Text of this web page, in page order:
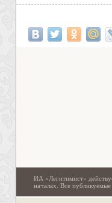
ИА «Легитимист»
началах. Все